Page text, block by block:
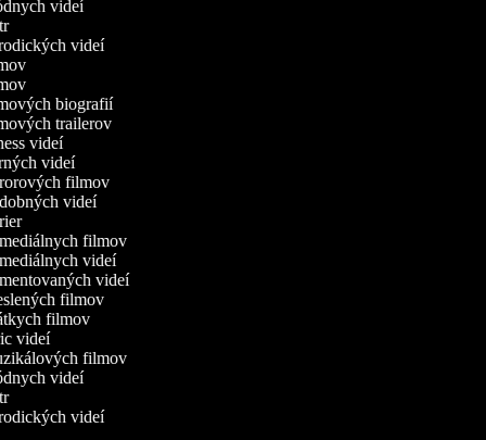
videí
videí
biografií
trailerov
videí
videí
filmov
videí
filmov
videí
videí
filmov
filmov
videí
filmov
videí
videí